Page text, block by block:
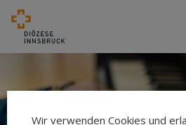
Wir verwenden Cookies und